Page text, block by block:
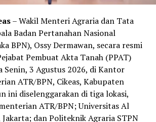
merupakan provinsi pertama di
sebelumnya kami melaksanakan
dan Lampung. Dengan
dan saling berkaitan, Jawa
menjadi ruang kolaborasi untuk
daerah, kepastian hukum
ruang, serta pencegahan korupsi,”
– Wakil Menteri Agraria dan Tata
Badan Pertanahan Nasional
BPN), Ossy Dermawan, secara resmi
Pembuat Akta Tanah (PPAT)
Senin, 3 Agustus 2026, di Kantor
ATR/BPN, Cikeas, Kabupaten
ini diselenggarakan di tiga lokasi,
ATR/BPN; Universitas Al
dan Politeknik Agraria STPN